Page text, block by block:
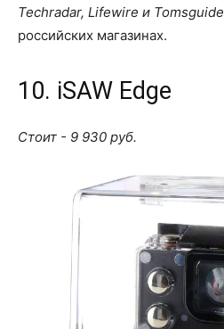
Techradar, Lifewire и Tomsguide
российских магазинах.
10. iSAW Edge
Стоит - 9 930 руб.